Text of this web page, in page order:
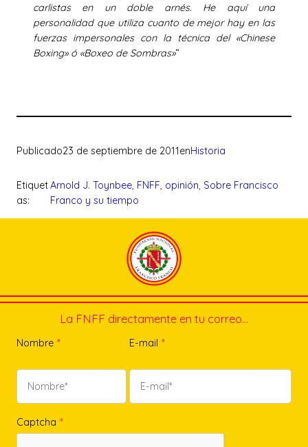
carlistas en un doble arnés. He aquí una
personalidad que utiliza cuanto de mejor hay en las
fuerzas impersonales con la técnica del «Chinese
Boxing» ó «Boxeo de Sombras»“
Publicado23 de septiembre de 2011enHistoria
Etiquet
as:
Arnold J. Toynbee, FNFF, opinión, Sobre Francisco
Franco y su tiempo
La FNFF directamente en tu correo…
Nombre * E-mail *
Captcha *